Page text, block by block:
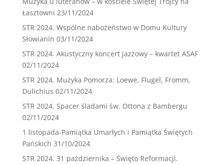
Łasztowni 23/11/2024
STR 2024. Wspólne nabożeństwo w Domu Kultury
Słowianin 03/11/2024
STR 2024. Akustyczny koncert jazzowy – kwartet ASAF
02/11/2024
STR 2024. Muzyka Pomorza: Loewe, Flugel, Fromm,
Dulichius 02/11/2024
STR 2024. Spacer śladami św. Ottona z Bambergu
02/11/2024
1 listopada-Pamiątka Umarłych i Pamiątka Świętych
Pańskich 31/10/2024
STR 2024. 31 października – Święto Reformacji.